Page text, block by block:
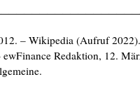
– Wikipedia (Aufruf
Redaktion, 12.